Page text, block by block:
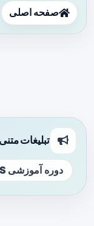
صفحه اصلی
تبلیغات متنی
دوره آموزشی ATLS